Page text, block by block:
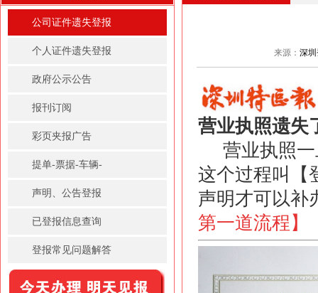
公司证件遗失登报
个人证件遗失登报
政府公示公告
报刊订阅
彩页夹报广告
提单-票据-车辆-
房屋租赁凭证登报
声明、公告登报
已登报信息查询
登报常见问题解答
来源： 深
营业执照遗失
营业执照
这个过程叫【
声明才可以补
第一道流程 】